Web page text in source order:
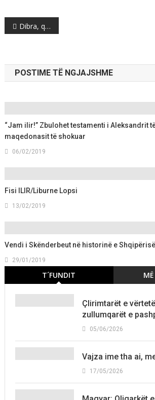
Post
navigation
Dibra, qyteti që po shuhet!
POSTIME TË NGJAJSHME
“Jam ilir!” Zbulohet testamenti i Aleksandrit
maqedonasit të shokuar
06/02/2019
Fisi ILIR/Liburne Lopsi
13/02/2019
Vendi i Skënderbeut në historinë e Shqipërisë
29/01/2019
T´FUNDIT
Çlirimtarët e
zullumqarët e
05/06/2026
Vajza ime tha ai,
17/05/2026